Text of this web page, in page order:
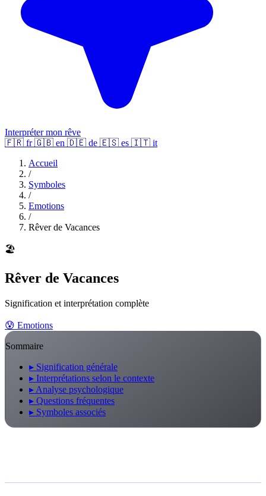
Interpréter mon rêve
🇫🇷 fr 🇬🇧 en 🇩🇪 de 🇪🇸 es 🇮🇹 it
Accueil
/
Symboles
/
Emotions
/
Rêver de Vacances
🏖️
Rêver de Vacances
Signification et interprétation complète
😰 Emotions
Sommaire
▸ Signification générale
▸ Interprétations selon le contexte
▸ Analyse psychologique
▸ Questions fréquentes
▸ Symboles associés